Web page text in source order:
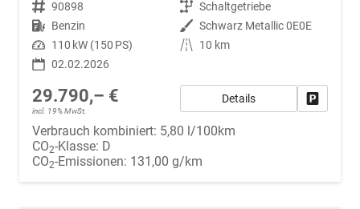
Fahrzeugnr. 90898 Getriebe Schaltgetriebe
Kraftstoff Benzin Außenfarbe Schwarz Metallic 0E0E
Leistung 110 kW (150 PS) Kilometerstand
10 km
02.02.2026
29.790,– €
incl. 19% MwSt.
Details
Verbrauch kombiniert: 5,80 l/100km
CO2-Klasse: D
CO2-Emissionen: 131,00 g/km